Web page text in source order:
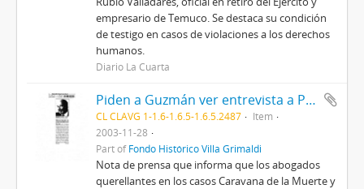
empresario de Temuco. Se destaca su condición
de testigo en casos de violaciones a los derechos
humanos.
Diario La Cuarta
Piden a Guzmán ver entrevista a Pinochet
CL CLAVG 1-1.6-1.6.5-1.6.5.2487
Item
2003-11-28
Part ofFondo Histórico Villa Grimaldi
Nota de prensa que informa que los abogados
querellantes en los casos Caravana de la Muerte y